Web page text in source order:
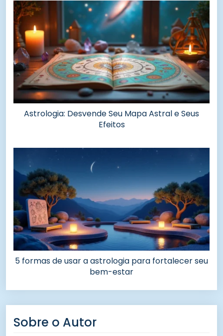
Astrologia: Desvende Seu Mapa Astral e Seus
Efeitos
5 formas de usar a astrologia para fortalecer seu
bem-estar
Sobre o Autor